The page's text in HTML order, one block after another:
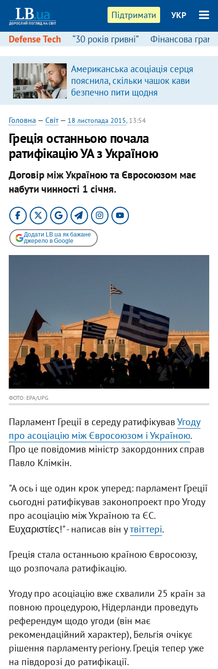
Підтримати УКР
Defense Tech “30 років гривні” Фінансова
Американська асоціація серця
пояснила, скільки чашок кави
безпечно пити щодня
Головна — Світ— 18 листопада 2015, 13:54
Греція останньою почала
ратифікацію УА з Україною
Договір між Україною та Євросоюзом має
набути чинності 1 січня.
Додати LB.ua як бажане
джерело в Google
ФОТО: EPA/UPG
Парламент Греції в середу ратифікувавУгоду
про асоціацію між Євросоюзом і Україною.
Про це повідомив міністр закордонних справ
Павло Клімкін.
"А ось і ще один крок уперед: парламент Греції
сьогодні ратифікував законопроект про Угоду
про асоціацію між Україною та ЄС.
Ευχαριστίες!" - написав він утвіттері.
Греція стала останньою країною Євросоюзу,
що розпочала ратифікацію.
Угоду про асоціацію вже схвалили 25 країн за
повною процедурою, Нідерланди проведуть
референдум щодо угоди (він має
рекомендаційний характер), Бельгія очікує
рішення парламенту регіону. Греція тепер уже
на півдорозі до ратифікації.